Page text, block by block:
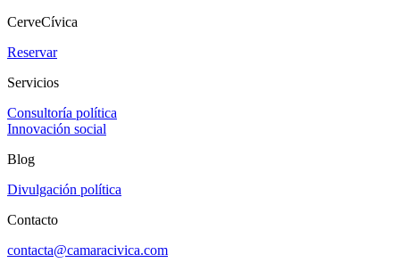
CerveCívica
Reservar
Servicios
Consultoría política
Innovación social
Blog
Divulgación política
Contacto
contacta@camaracivica.com